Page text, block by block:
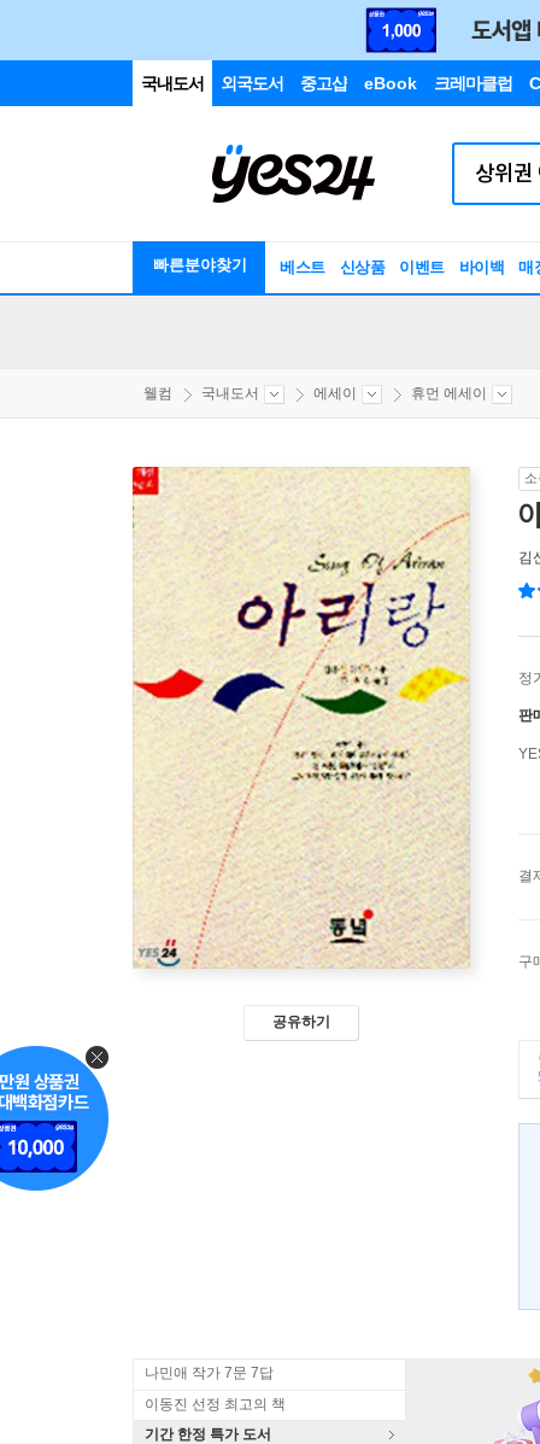
국내도서 외국도서 중고샵 eBook 크레마클럽
빠른분야찾기 베스트 신상품 이벤트 바이백 매
웰컴 국내도서 에세이 휴먼 에세이
공유하기
김
정
판
결
구
나민애 작가 7문 7답
이동진 선정 최고의 책
기간 한정 특가 도서